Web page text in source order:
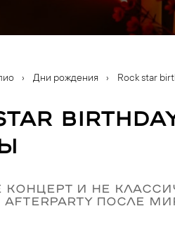
› Дни рождения › Rock star
концерт и не
afterparty после